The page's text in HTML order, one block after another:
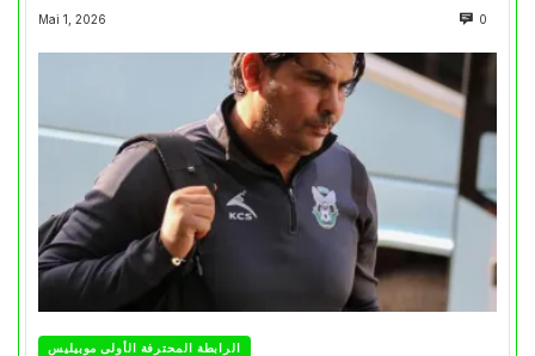
Mai 1, 2026 0
الرابطة المحترفة الأولى موبيليس